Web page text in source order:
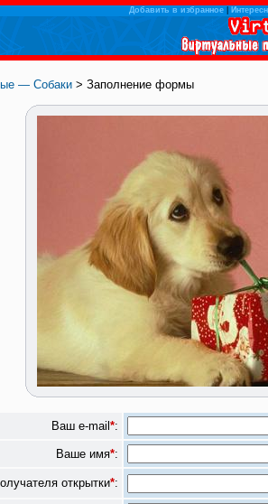
Добавить в избранное|
— Собаки > Заполнение формы
Ваш e-mail *:
Ваше имя*:
открытки*: